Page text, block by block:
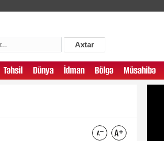
Axtar
Təhsil Dünya İdman Bölgə Müsahibə